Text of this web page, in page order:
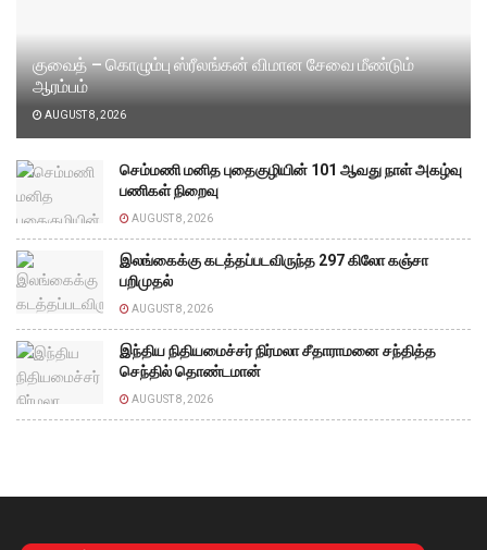
குவைத் – கொழும்பு ஸ்ரீலங்கன் விமான சேவை மீண்டும்
ஆரம்பம்
AUGUST 8, 2026
செம்மணி மனித புதைகுழியின் 101 ஆவது நாள் அகழ்வு
பணிகள் நிறைவு
AUGUST 8, 2026
இலங்கைக்கு கடத்தப்படவிருந்த 297 கிலோ கஞ்சா
பறிமுதல்
AUGUST 8, 2026
இந்திய நிதியமைச்சர் நிர்மலா சீதாராமனை சந்தித்த
செந்தில் தொண்டமான்
AUGUST 8, 2026